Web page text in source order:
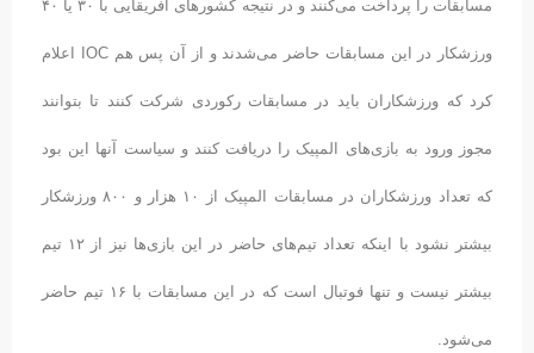
مسابقات را پرداخت می‌کنند و در نتیجه کشورهای افریقایی با ۳۰ یا ۴۰
ورزشکار در این مسابقات حاضر می‌شدند و از آن پس هم IOC اعلام
کرد که ورزشکاران باید در مسابقات رکوردی شرکت کنند تا بتوانند
مجوز ورود به بازی‌های المپیک را دریافت کنند و سیاست آنها این بود
که تعداد ورزشکاران در مسابقات المپیک از ۱۰ هزار و ۸۰۰ ورزشکار
بیشتر نشود با اینکه تعداد تیم‌های حاضر در این بازی‌ها نیز از ۱۲ تیم
بیشتر نیست و تنها فوتبال است که در این مسابقات با ۱۶ تیم حاضر
می‌شود.